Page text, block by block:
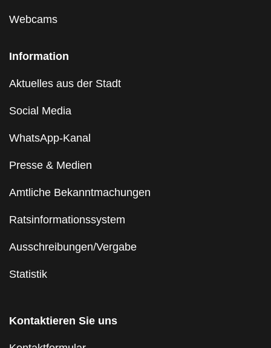
Webcams
Information
Aktuelles aus der Stadt
Social Media
WhatsApp-Kanal
Presse & Medien
Amtliche Bekanntmachungen
Ratsinformationssystem
Ausschreibungen/Vergabe
Statistik
Kontaktieren Sie uns